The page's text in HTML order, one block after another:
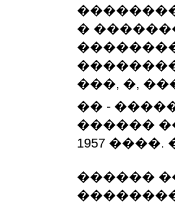
�
���, �,
�� -
������
1957
������